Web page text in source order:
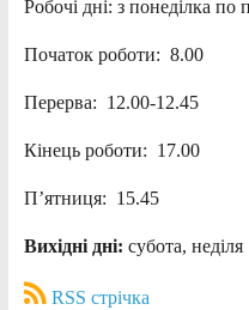
Робочі дні: з понеділка по
Початок роботи: 8.00
Перерва: 12.00-12.45
Кінець роботи: 17.00
П’ятниця: 15.45
Вихідні дні: субота, неділя
RSS стрічка